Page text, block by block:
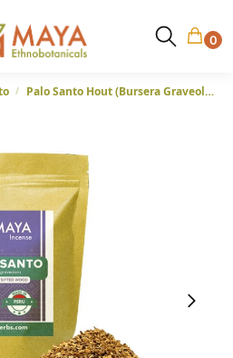
0
/ Palo Santo Hout (Bursera Graveolens) – duurzaam geoogst uit Peru